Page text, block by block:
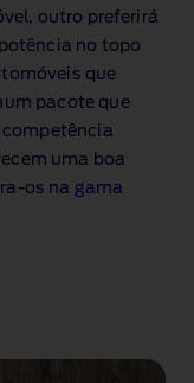
outro preferirá
no topo
que
pacote que
competência
uma boa
na gama